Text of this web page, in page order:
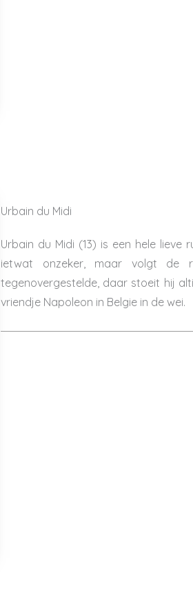
Urbain du Midi
Urbain du Midi (13) is een hele
ietwat onzeker, maar volgt
tegenovergestelde, daar stoeit hij
vriendje Napoleon in Belgie in de wei.